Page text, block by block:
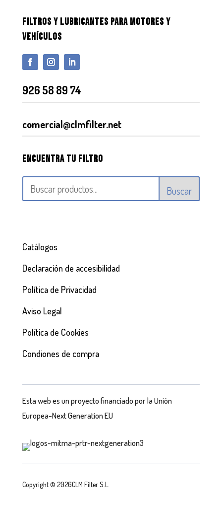
FILTROS Y LUBRICANTES PARA MOTORES Y
VEHÍCULOS
926 58 89 74
comercial@clmfilter.net
Encuentra tu filtro
Buscar
Catálogos
Declaración de accesibilidad
Política de Privacidad
Aviso Legal
Política de Cookies
Condiones de compra
Esta web es un proyecto financiado por la Unión
Europea-Next Generation EU
Copyright © 2026CLM Filter S.L.